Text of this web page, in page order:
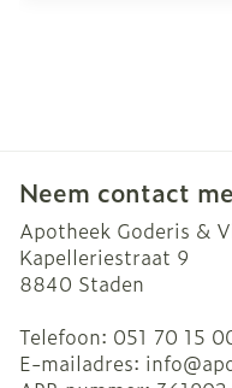
Neem contact
Apotheek Goderis &
Kapelleriestraat 9
8840 Staden
Telefoon: 051 70 15
E-mailadres: info@